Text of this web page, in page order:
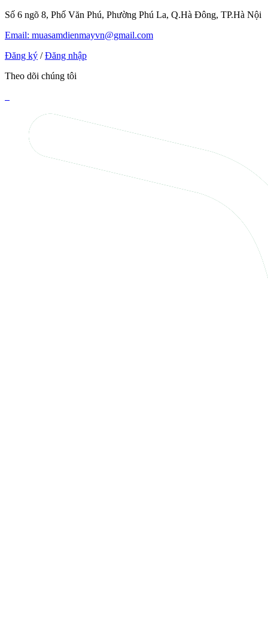
Số 6 ngõ 8, Phố Văn Phú, Phường Phú La, Q.Hà Đông, TP.Hà Nội
Email: muasamdienmayvn@gmail.com
Đăng ký / Đăng nhập
Theo dõi chúng tôi